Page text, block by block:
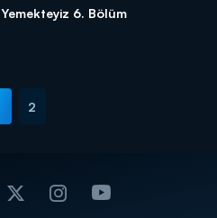
Yemekteyiz 6. Bölüm
2